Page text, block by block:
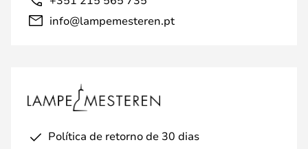
info@lampemesteren.pt
Política de retorno de 30 dias